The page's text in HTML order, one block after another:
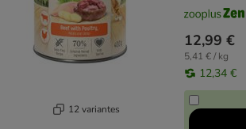
12 variantes
12,99 €
5,41 € / kg
12,34 €